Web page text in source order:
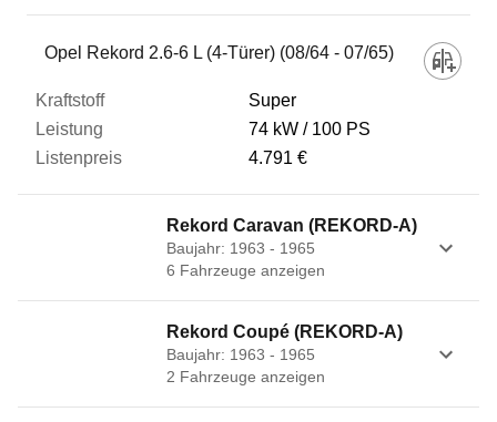
Opel Rekord 2.6-6 L (4-Türer) (08/64 - 07/65)
Super
74 kW
100 PS
4.791 €
Rekord Caravan (REKORD-A)
Baujahr: 1963 - 1965
6 Fahrzeuge anzeigen
Rekord Coupé (REKORD-A)
Baujahr: 1963 - 1965
2 Fahrzeuge anzeigen